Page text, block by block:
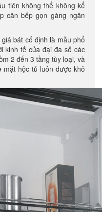
tiên không thể không kể
căn bếp gọn gàng ngăn
bát cố định là mẫu phổ
kinh tế của đại đa số các
2 đến 3 tầng tùy loại, và
hộc tủ luôn được khô